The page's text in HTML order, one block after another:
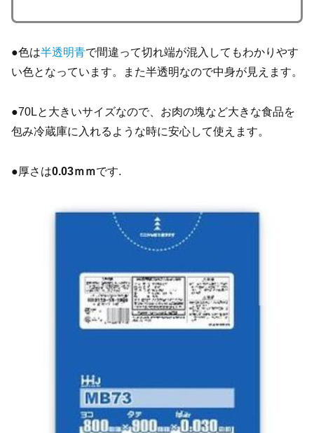
●色は半透明青で間違って切れ端が混入してもわかりやす
い色となっています。また半透明なので中身が見えます。
●70Lと大きいサイズなので、お肉の塊など大きな食品を
包み冷蔵庫に入れるような時に安心して使えます。
●厚さは0.03ｍｍです.